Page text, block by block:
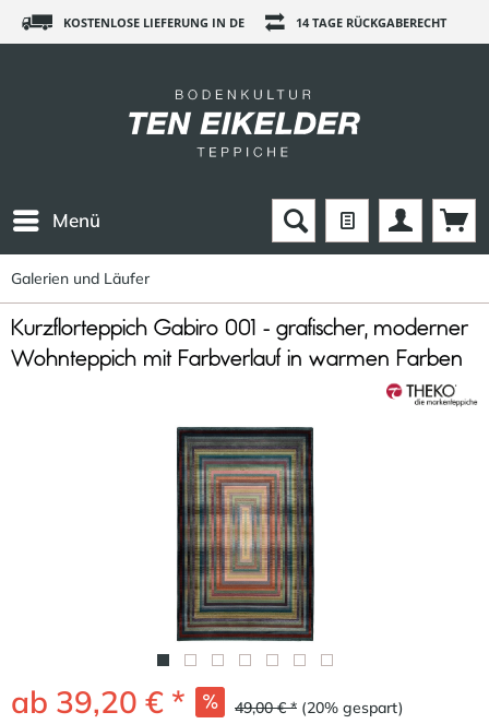
KOSTENLOSE LIEFERUNG IN DE 14 TAGE RÜCKGABERECHT
Menü
Galerien und Läufer
Kurzflorteppich Gabiro 001 - grafischer, moderner
Wohnteppich mit Farbverlauf in warmen Farben
ab 39,20 € * 49,00 € * (20% gespart)